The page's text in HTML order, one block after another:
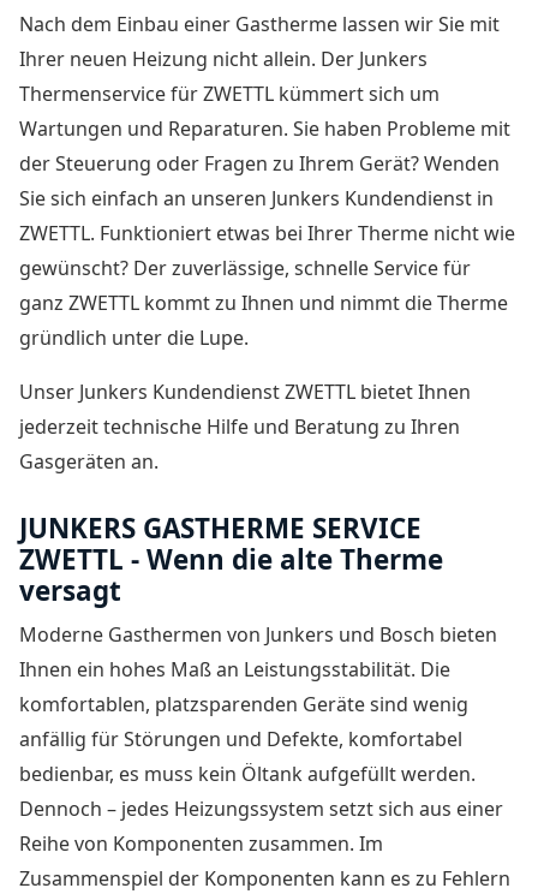
Nach dem Einbau einer Gastherme lassen wir Sie mit
Ihrer neuen Heizung nicht allein. Der Junkers
Thermenservice für ZWETTL kümmert sich um
Wartungen und Reparaturen. Sie haben Probleme mit
der Steuerung oder Fragen zu Ihrem Gerät? Wenden
Sie sich einfach an unseren Junkers Kundendienst in
ZWETTL. Funktioniert etwas bei Ihrer Therme nicht wie
gewünscht? Der zuverlässige, schnelle Service für
ganz ZWETTL kommt zu Ihnen und nimmt die Therme
gründlich unter die Lupe.
Unser Junkers Kundendienst ZWETTL bietet Ihnen
jederzeit technische Hilfe und Beratung zu Ihren
Gasgeräten an.
JUNKERS GASTHERME SERVICE
ZWETTL - Wenn die alte Therme
versagt
Moderne Gasthermen von Junkers und Bosch bieten
Ihnen ein hohes Maß an Leistungsstabilität. Die
komfortablen, platzsparenden Geräte sind wenig
anfällig für Störungen und Defekte, komfortabel
bedienbar, es muss kein Öltank aufgefüllt werden.
Dennoch – jedes Heizungssystem setzt sich aus einer
Reihe von Komponenten zusammen. Im
Zusammenspiel der Komponenten kann es zu Fehlern